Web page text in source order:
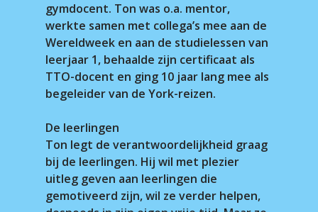
gymdocent. Ton was o.a. mentor,
werkte samen met collega’s mee aan de
Wereldweek en aan de studielessen van
leerjaar 1, behaalde zijn certificaat als
TTO-docent en ging 10 jaar lang mee als
begeleider van de York-reizen.
De leerlingen
Ton legt de verantwoordelijkheid graag
bij de leerlingen. Hij wil met plezier
uitleg geven aan leerlingen die
gemotiveerd zijn, wil ze verder helpen,